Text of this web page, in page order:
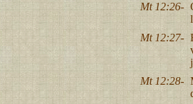
Mt 12:26-
Mt 12:27-
Mt 12:28-